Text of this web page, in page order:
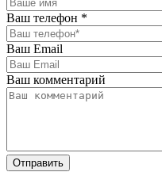
Ваш телефон *
Ваш Email
Ваш комментарий